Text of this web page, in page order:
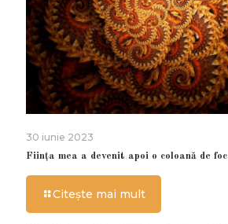
30 iunie 2023
Ființa mea a devenit apoi o coloană de foc
Citește mai mult